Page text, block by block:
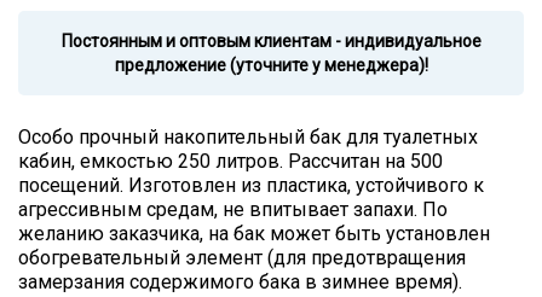
Постоянным и оптовым клиентам - индивидуальное
предложение (уточните у менеджера)!
Особо прочный накопительный бак для туалетных
кабин, емкостью 250 литров. Рассчитан на 500
посещений. Изготовлен из пластика, устойчивого к
агрессивным средам, не впитывает запахи. По
желанию заказчика, на бак может быть установлен
обогревательный элемент (для предотвращения
замерзания содержимого бака в зимнее время).